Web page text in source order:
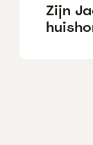
Zijn